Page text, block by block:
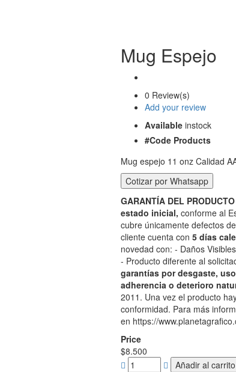
Mug Espejo
0 Review(s)
Add your review
Available instock
#Code Products
Mug espejo 11 onz Calidad
GARANTÍA DEL
estado inicial, conforme al
cubre únicamente defectos
cliente cuenta con 5 días
novedad con: - Daños
- Producto diferente al
garantías por desgaste,
adherencia o deterioro
2011. Una vez el producto
conformidad. Para más
en https://
Price
$8.500
Añadir al carrito